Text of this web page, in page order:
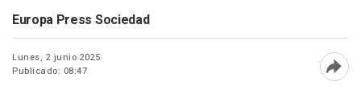
Europa Press Sociedad
Lunes, 2 junio 2025
Publicado: 08:47